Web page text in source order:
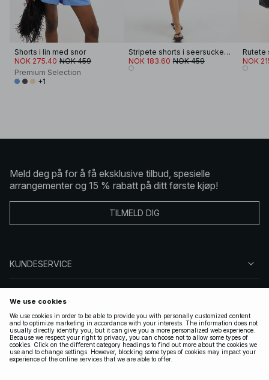
Shorts i lin med snor
NOK 275.40 NOK 459
Premium Selection
+1
Stripete shorts i seersucker med elastisk liv
NOK 183.60 NOK 459
Rutete
NOK
Meld deg på for å få eksklusive tilbud, spesielle
arrangementer og 15 % rabatt på ditt første kjøp!
TILMELD DIG
KUNDESERVICE
FØLG OSS
LOVLIG